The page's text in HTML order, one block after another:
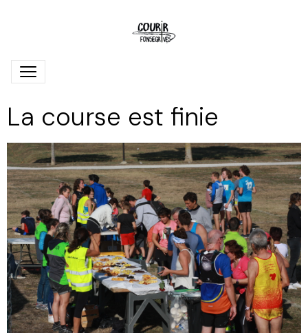
La course est finie